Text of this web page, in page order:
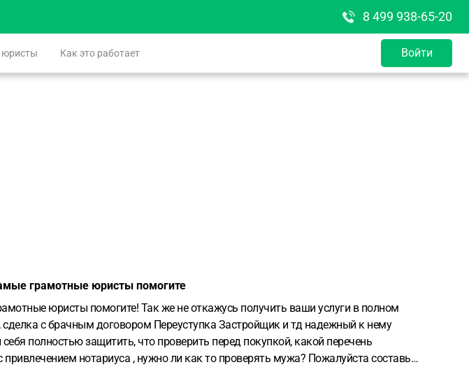
8 499 938-65-20
Как это работает Войти
грамотные юристы помогите
юристы помогите! Так же не откажусь получить ваши услуги в полном
с брачным договором Переуступка Застройщик и тд надежный к нему
полностью защитить, что проверить перед покупкой, какой перечень
нотариуса , нужно ли как то проверять мужа? Пожалуйста составь